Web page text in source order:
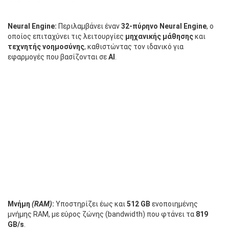
Neural Engine: Περιλαμβάνει έναν32-πύρηνο Neural Engine, ο
οποίος επιταχύνει τις λειτουργίες μηχανικής μάθησηςκαι
τεχνητής νοημοσύνης, καθιστώντας τον ιδανικό για
εφαρμογές που βασίζονται σεAI
Μνήμη (RAM): Υποστηρίζει έως και 512 GB ενοποιημένης
μνήμης RAM, με εύρος ζώνης (bandwidth) που φτάνει τα 819
GB/s